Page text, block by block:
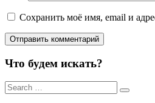
Сохранить моё имя, email и
Что будем искать?
Результаты
поиска